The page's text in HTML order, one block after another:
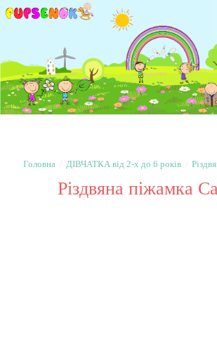
ДІВЧАТКА від 2-х до 6 років
Різдвяна піжамка